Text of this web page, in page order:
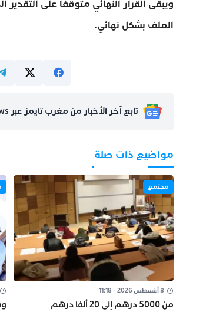
ويبقى القرار النهائي متوقفاً على
الملف بشكل نهائي.
تابع آخر الأخبار من مغرب تايمز عبر Google News
مواضيع ذات صلة
مجتمع
8 أغسطس 2026 - 11:18
من 5000 درهم إلى 20 ألفا درهم